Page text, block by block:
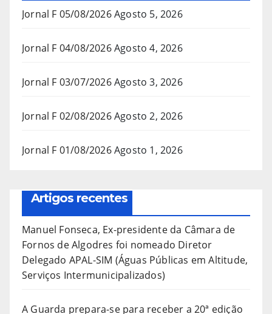
Jornal F 05/08/2026Agosto 5, 2026
Jornal F 04/08/2026Agosto 4, 2026
Jornal F 03/07/2026Agosto 3, 2026
Jornal F 02/08/2026Agosto 2, 2026
Jornal F 01/08/2026Agosto 1, 2026
Artigos recentes
Manuel Fonseca, Ex-presidente da Câmara de
Fornos de Algodres foi nomeado Diretor
Delegado APAL-SIM (Águas Públicas em Altitude,
Serviços Intermunicipalizados)
A Guarda prepara-se para receber a 20ª edição